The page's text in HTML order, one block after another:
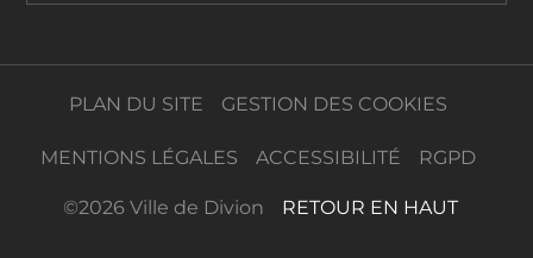
PLAN DU SITE GESTION DES COOKIES
MENTIONS LÉGALES ACCESSIBILITÉ RGPD
©2026 Ville de Divion RETOUR EN HAUT